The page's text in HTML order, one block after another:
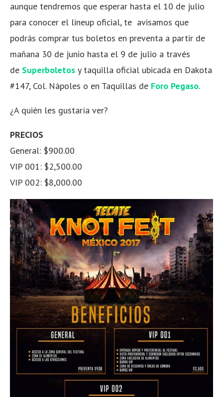
aunque tendremos que esperar hasta el 10 de julio
para conocer el lineup oficial, te avisamos que
podrás comprar tus boletos en preventa a partir de
mañana 30 de junio hasta el 9 de julio a través
de Superboletos y taquilla oficial ubicada en Dakota
#147, Col. Nápoles o en Taquillas de Foro Pegaso.
¿A quién les gustaría ver?
PRECIOS
General: $900.00
VIP 001: $2,500.00
VIP 002: $8,000.00